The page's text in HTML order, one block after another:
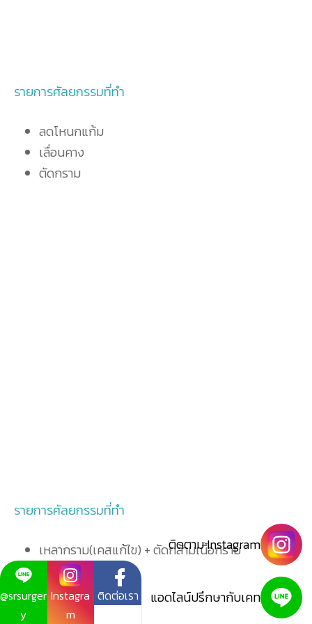
รายการศัลยกรรมที่ทำ
ลดโหนกแก้ม
เลื่อนคาง
ตัดกราม
รายการศัลยกรรมที่ทำ
เหลากราม(เคสแก้ไข) + ตัดกล้ามเนื้อกราม
เลื่อนคาง
@srsurger
y
Instagra
m
ติดต่อเรา
ติดตาม Instagram
แอดไลน์ปรึกษากับเคท